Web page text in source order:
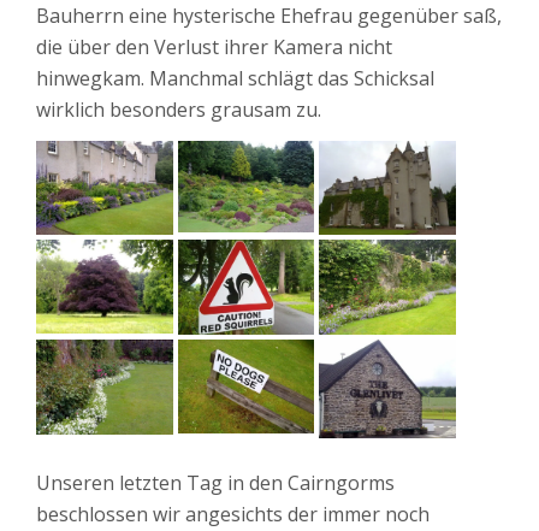
Bauherrn eine hysterische Ehefrau gegenüber saß,
die über den Verlust ihrer Kamera nicht
hinwegkam. Manchmal schlägt das Schicksal
wirklich besonders grausam zu.
Unseren letzten Tag in den Cairngorms
beschlossen wir angesichts der immer noch